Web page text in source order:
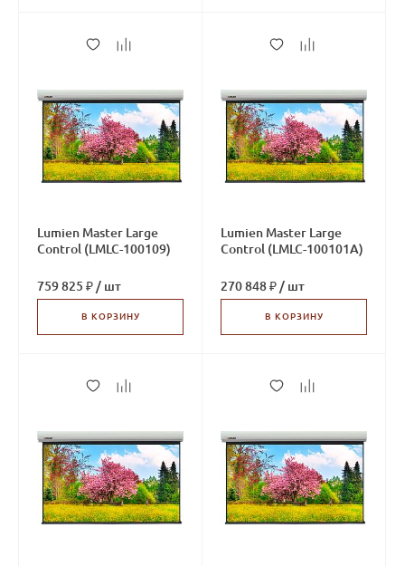
Lumien Master Large
Control (LMLC-100109)
759 825 ₽ / шт
В КОРЗИНУ
Lumien Master Large
Control (LMLC-100101А)
270 848 ₽ / шт
В КОРЗИНУ